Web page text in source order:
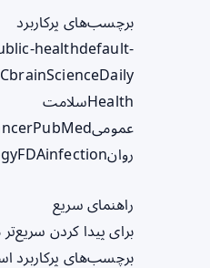
برچسب‌های پرکاربرد
healthdefault-
brainScienceDaily
Healthسلامت
عمومیPubMed
روان
FDAinfection
راهنمای سریع
برای پیدا کردن
برچسب‌های پرکاربرد